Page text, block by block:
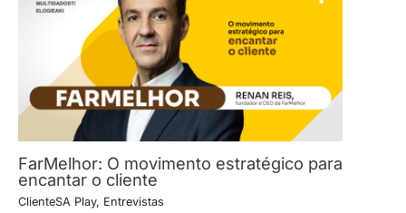
FarMelhor: O movimento estratégico para
encantar o cliente
ClienteSA Play, Entrevistas